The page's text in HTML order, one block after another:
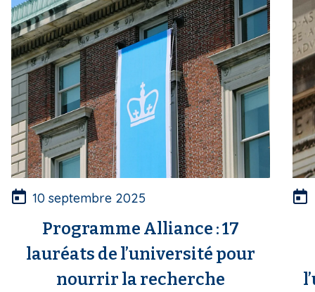
10 septembre 2025
Programme Alliance : 17
lauréats de l’université pour
nourrir la recherche